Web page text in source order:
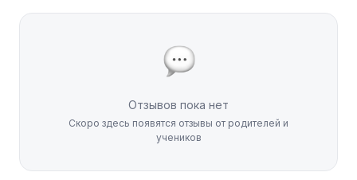
Отзывов пока нет
Скоро здесь появятся отзывы от родителей и
учеников